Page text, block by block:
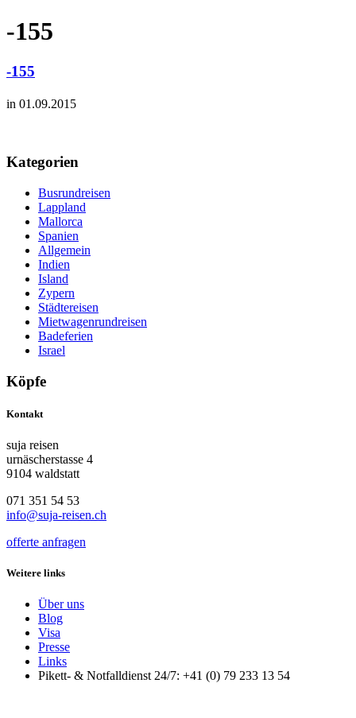
-155
-155
in 01.09.2015
Kategorien
Busrundreisen
Lappland
Mallorca
Spanien
Allgemein
Indien
Island
Zypern
Städtereisen
Mietwagenrundreisen
Badeferien
Israel
Köpfe
Kontakt
suja reisen
urnäscherstasse 4
9104 waldstatt
071 351 54 53
info@suja-reisen.ch
offerte anfragen
Weitere links
Über uns
Blog
Visa
Presse
Links
Pikett- & Notfalldienst 24/7: +41 (0) 79 233 13 54